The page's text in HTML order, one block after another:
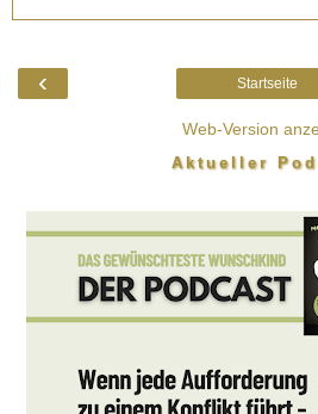
‹ Startseite
Web-Version
Aktueller